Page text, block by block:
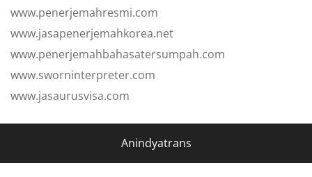
www.penerjemahresmi.com
www.jasapenerjemahkorea.net
www.penerjemahbahasatersumpah.com
www.sworninterpreter.com
www.jasaurusvisa.com
Anindyatrans